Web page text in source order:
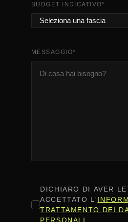
BUDGET INDICATIVO*
MESSAGGIO*
CONSENSO*
DICHIARO DI AVER
ACCETTATO L'
TRATTAMENTO DEI
PERSONALI